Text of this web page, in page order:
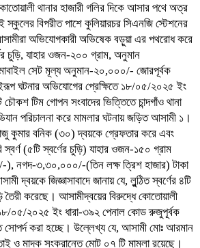
থানার হাজারী গলির দিকে আসার পথে অত্র
স্কুলের বিপরীত পাশে কুলিয়ারচর সিএনজি স্টেশনের
অভিযোগকারী অভিষেক বড়ুয়া এর পথরোধ করে
চুড়ি, যাহার ওজন-২০০ গ্রাম, অনুমান
সেট মূল্য অনুমান-২০,০০০/- জোরপূর্বক
ঘটনার অভিযোগের প্রেক্ষিতে ১৮/০৫/২০২৫ ইং
টিম গোপন সংবাদের ভিত্তিতে চান্দগাঁও থানা
পরিচালনা করে মামলার ঘটনায় জড়িত আসামী ১।
কুমার বনিক (৩০) দ্বয়কে গ্রেফতার করে এবং
(৫টি স্বর্ণের চুড়ি) যাহার ওজন-১৫০ গ্রাম
নগদ-৩,৩০,০০০/-(তিন লক্ষ ত্রিশ হাজার) টাকা
দ্বয়কে জিজ্ঞাসাবাদে জানায় যে, লুন্ঠিত স্বর্ণের ৪টি
তৈরী করেছে। আসামীদ্বয়ের বিরুদ্ধে কোতোয়ালী
১৮/০৫/২০২৫ ইং ধারা-৩৯২ পেনাল কোড রুজুপূর্বক
সোপর্দ করা হচ্ছে। উল্লেখ্য যে, আসামী মোঃ আরমান
ও মাদক সংক্রান্তে মোট ০৭ টি মামলা রয়েছে।